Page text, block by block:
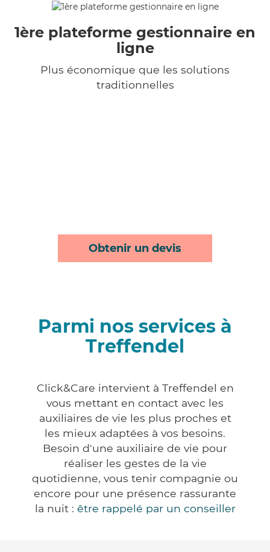
1ère plateforme gestionnaire en
ligne
Plus économique que les solutions
traditionnelles
Obtenir un devis
Parmi nos services à
Treffendel
Click&Care intervient à Treffendel en
vous mettant en contact avec les
auxiliaires de vie les plus proches et
les mieux adaptées à vos besoins.
Besoin d'une auxiliaire de vie pour
réaliser les gestes de la vie
quotidienne, vous tenir compagnie ou
encore pour une présence rassurante
la nuit : être rappelé par un conseiller